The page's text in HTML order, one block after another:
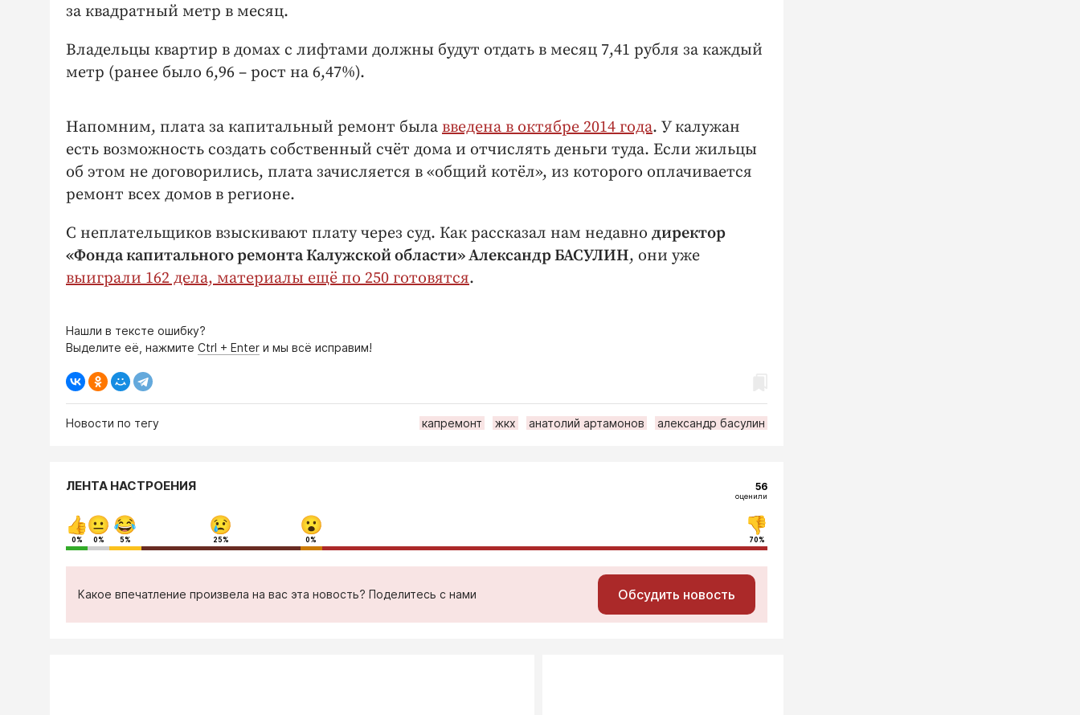
за квадратный метр в месяц.
Владельцы квартир в домах с лифтами должны будут отдать в месяц 7,41 рубля за каждый
метр (ранее было 6,96 – рост на 6,47%).
Напомним, плата за капитальный ремонт была введена в октябре 2014 года. У калужан
есть возможность создать собственный счёт дома и отчислять деньги туда. Если жильцы
об этом не договорились, плата зачисляется в «общий котёл», из которого оплачивается
ремонт всех домов в регионе.
С неплательщиков взыскивают плату через суд. Как рассказал нам недавно директор
«Фонда капитального ремонта Калужской области» Александр БАСУЛИН, они уже
выиграли 162 дела, материалы ещё по 250 готовятся.
Нашли в тексте ошибку?
Выделите её, нажмите Ctrl + Enter и мы всё исправим!
Новости по тегу капремонт жкх анатолий артамонов александр басулин
ЛЕНТА НАСТРОЕНИЯ 56
оценили
0% 0% 5% 25% 0% 70%
Какое впечатление произвела на вас эта новость? Поделитесь с нами Обсудить новость